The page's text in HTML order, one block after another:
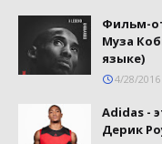
Фильм-
Муза
языке)
4/28/2016
Adidas -
Дерик